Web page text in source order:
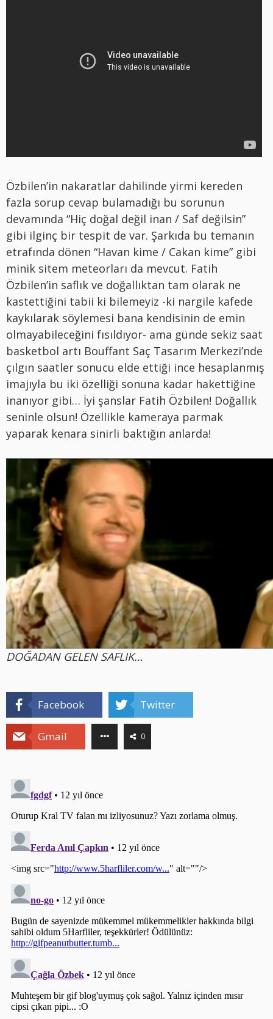
Özbilen’in nakaratlar dahilinde yirmi kereden
fazla sorup cevap bulamadığı bu sorunun
devamında “Hiç doğal değil inan / Saf değilsin”
gibi ilginç bir tespit de var. Şarkıda bu temanın
etrafında dönen “Havan kime / Cakan kime” gibi
minik sitem meteorları da mevcut. Fatih
Özbilen’in saflık ve doğallıktan tam olarak ne
kastettiğini tabii ki bilemeyiz -ki nargile kafede
kaykılarak söylemesi bana kendisinin de emin
olmayabileceğini fısıldıyor- ama günde sekiz saat
basketbol artı Bouffant Saç Tasarım Merkezi’nde
çılgın saatler sonucu elde ettiği ince hesaplanmış
imajıyla bu iki özelliği sonuna kadar hakettiğine
inanıyor gibi… İyi şanslar Fatih Özbilen! Doğallık
seninle olsun! Özellikle kameraya parmak
yaparak kenara sinirli baktığın anlarda!
DOĞADAN GELEN SAFLIK…
Facebook Twitter
Gmail 0